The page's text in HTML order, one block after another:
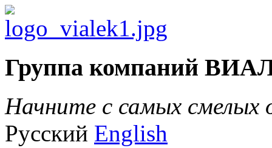
Группа компаний
Начните с самых
Русский English